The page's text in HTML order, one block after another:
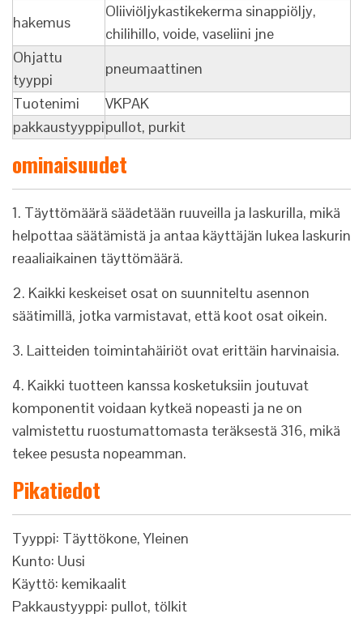
hakemus
Oliiviöljykastikekerma sinappiöljy,
chilihillo, voide, vaseliini jne
Ohjattu
tyyppi
pneumaattinen
Tuotenimi
VKPAK
pakkaustyyppipullot, purkit
ominaisuudet
1. Täyttömäärä säädetään ruuveilla ja laskurilla, mikä
helpottaa säätämistä ja antaa käyttäjän lukea laskurin
reaaliaikainen täyttömäärä.
2. Kaikki keskeiset osat on suunniteltu asennon
säätimillä, jotka varmistavat, että koot osat oikein.
3. Laitteiden toimintahäiriöt ovat erittäin harvinaisia.
4. Kaikki tuotteen kanssa kosketuksiin joutuvat
komponentit voidaan kytkeä nopeasti ja ne on
valmistettu ruostumattomasta teräksestä 316, mikä
tekee pesusta nopeamman.
Pikatiedot
Tyyppi: Täyttökone, Yleinen
Kunto: Uusi
Käyttö: kemikaalit
Pakkaustyyppi: pullot, tölkit